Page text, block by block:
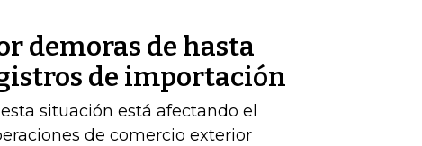
demoras de hasta
de importación
situación está afectando el
de comercio exterior